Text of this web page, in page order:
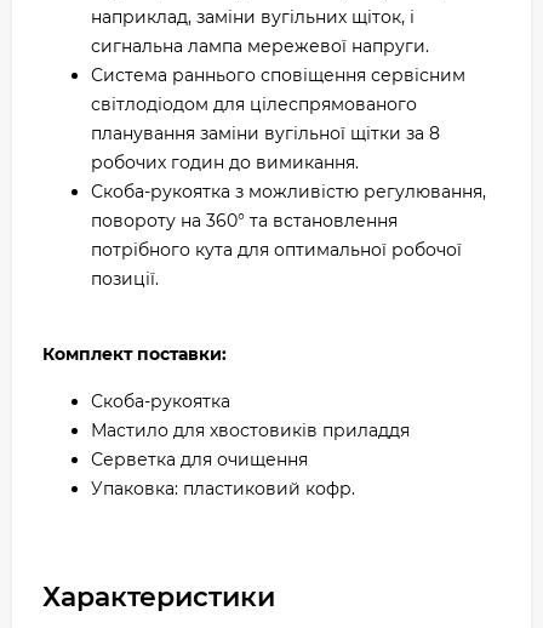
наприклад, заміни вугільних щіток, і
сигнальна лампа мережевої напруги.
Система раннього сповіщення сервісним
світлодіодом для цілеспрямованого
планування заміни вугільної щітки за 8
робочих годин до вимикання.
Скоба-рукоятка з можливістю регулювання,
повороту на 360° та встановлення
потрібного кута для оптимальної робочої
позиції.
Комплект поставки:
Скоба-рукоятка
Мастило для хвостовиків приладдя
Серветка для очищення
Упаковка: пластиковий кофр.
Характеристики